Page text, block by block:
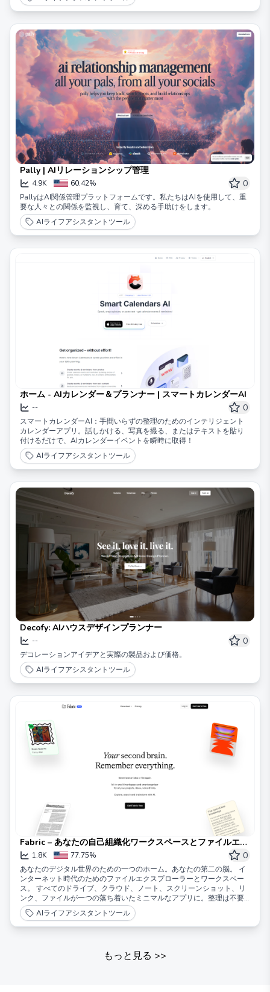
Pally | AIリレーションシップ管理
4.9K 60.42% 0
PallyはAI関係管理プラットフォームです。私たちはAIを使用して、重
要な人々との関係を監視し、育て、深める手助けをします。
AIライフアシスタントツール
ホーム - AIカレンダー＆プランナー | スマートカレンダーAI
-- 0
スマートカレンダーAI：手間いらずの整理のためのインテリジェント
カレンダーアプリ。話しかける、写真を撮る、またはテキストを貼り
付けるだけで、AIカレンダーイベントを瞬時に取得！
AIライフアシスタントツール
Decofy: AIハウスデザインプランナー
-- 0
デコレーションアイデアと実際の製品および価格。
AIライフアシスタントツール
Fabric – あなたの自己組織化ワークスペースとファイルエク
スプローラー
1.8K 77.75% 0
あなたのデジタル世界のための一つのホーム。あなたの第二の脳。 イ
ンターネット時代のためのファイルエクスプローラーとワークスペー
ス。 すべてのドライブ、クラウド、ノート、スクリーンショット、リ
ンク、ファイルが一つの落ち着いたミニマルなアプリに。整理は不要
です。 もう二度と何も忘れない。
AIライフアシスタントツール
もっと見る >>